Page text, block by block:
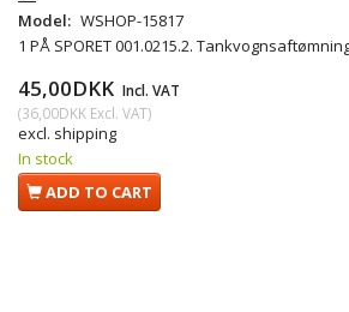
Model: WSHOP-15817
1 PÅ SPORET 001.0215.2.
45,00DKK Incl. VAT
(36,00DKK Excl. VAT)
excl. shipping
In stock
ADD TO CART